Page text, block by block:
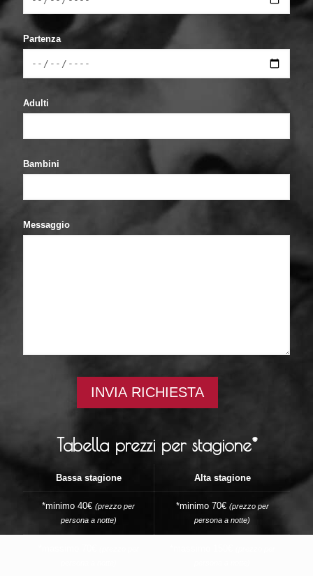
Partenza
Adulti
Bambini
Messaggio
Tabella prezzi per stagione*
Bassa stagione Alta stagione
*minimo 40€ (prezzo per
persona a notte)
*minimo 70€ (prezzo per
persona a notte)